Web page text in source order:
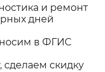
и ремонт
дней
в ФГИС
скидку